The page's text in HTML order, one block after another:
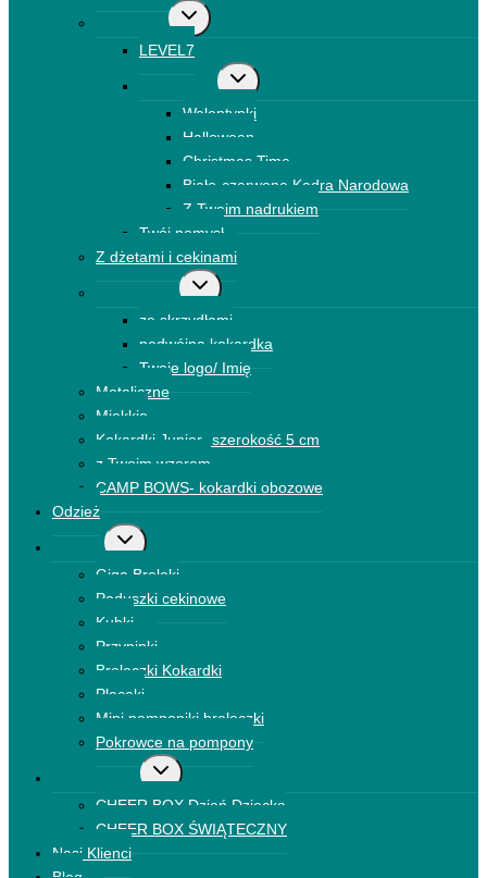
Przełącz
menu
podrzędne
LEVEL7
Przełącz
menu
podrzędne
Walentynki
Halloween
Christmas Time
Biało-czerwone Kadra Narodowa
Z Twoim nadrukiem
Twój pomysł
Z dżetami i cekinami
Przełącz
menu
ze skrzydłami
podwójna kokardka
Twoje logo/ Imię
Metaliczne
Miękkie
Kokardki Junior- szerokość 5 cm
z Twoim wzorem
CAMP BOWS- kokardki obozowe
Odzież
Przełącz
Giga Breloki
Poduszki cekinowe
Kubki
Przypinki
Breloczki Kokardki
Plecaki
Mini pomponiki breloczki
Pokrowce na pompony
Przełącz
CHEER BOX Dzień Dziecka
CHEER BOX ŚWIĄTECZNY
Nasi Klienci